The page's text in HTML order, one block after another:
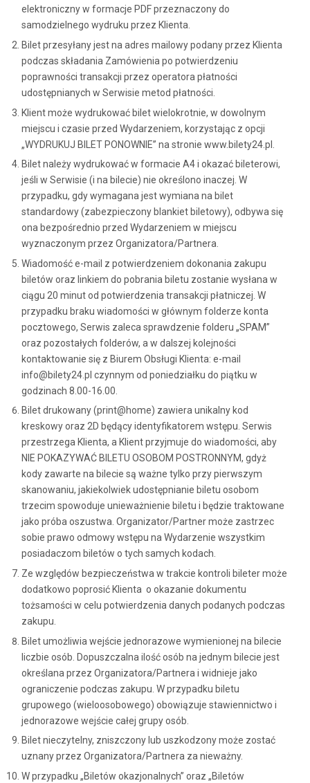
elektroniczny w formacje PDF przeznaczony do
samodzielnego wydruku przez Klienta.
Bilet przesyłany jest na adres mailowy podany przez Klienta
podczas składania Zamówienia po potwierdzeniu
poprawności transakcji przez operatora płatności
udostępnianych w Serwisie metod płatności.
Klient może wydrukować bilet wielokrotnie, w dowolnym
miejscu i czasie przed Wydarzeniem, korzystając z opcji
„WYDRUKUJ BILET PONOWNIE” na stronie www.bilety24.pl.
Bilet należy wydrukować w formacie A4 i okazać bileterowi,
jeśli w Serwisie (i na bilecie) nie określono inaczej. W
przypadku, gdy wymagana jest wymiana na bilet
standardowy (zabezpieczony blankiet biletowy), odbywa się
ona bezpośrednio przed Wydarzeniem w miejscu
wyznaczonym przez Organizatora/Partnera.
Wiadomość e-mail z potwierdzeniem dokonania zakupu
biletów oraz linkiem do pobrania biletu zostanie wysłana w
ciągu 20 minut od potwierdzenia transakcji płatniczej. W
przypadku braku wiadomości w głównym folderze konta
pocztowego, Serwis zaleca sprawdzenie folderu „SPAM”
oraz pozostałych folderów, a w dalszej kolejności
kontaktowanie się z Biurem Obsługi Klienta: e-mail
info@bilety24.pl czynnym od poniedziałku do piątku w
godzinach 8.00-16.00.
Bilet drukowany (print@home) zawiera unikalny kod
kreskowy oraz 2D będący identyfikatorem wstępu. Serwis
przestrzega Klienta, a Klient przyjmuje do wiadomości, aby
NIE POKAZYWAĆ BILETU OSOBOM POSTRONNYM, gdyż
kody zawarte na bilecie są ważne tylko przy pierwszym
skanowaniu, jakiekolwiek udostępnianie biletu osobom
trzecim spowoduje unieważnienie biletu i będzie traktowane
jako próba oszustwa. Organizator/Partner może zastrzec
sobie prawo odmowy wstępu na Wydarzenie wszystkim
posiadaczom biletów o tych samych kodach.
Ze względów bezpieczeństwa w trakcie kontroli bileter może
dodatkowo poprosić Klienta o okazanie dokumentu
tożsamości w celu potwierdzenia danych podanych podczas
zakupu.
Bilet umożliwia wejście jednorazowe wymienionej na bilecie
liczbie osób. Dopuszczalna ilość osób na jednym bilecie jest
określana przez Organizatora/Partnera i widnieje jako
ograniczenie podczas zakupu. W przypadku biletu
grupowego (wieloosobowego) obowiązuje stawiennictwo i
jednorazowe wejście całej grupy osób.
Bilet nieczytelny, zniszczony lub uszkodzony może zostać
uznany przez Organizatora/Partnera za nieważny.
W przypadku „Biletów okazjonalnych” oraz „Biletów